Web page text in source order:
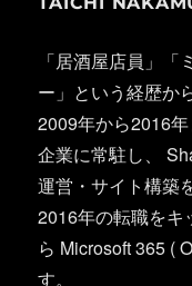
「居酒屋店員」
ー」という経歴か
2009年から2016
企業に常駐し、
運営・サイト構築
2016年の転職をキ
ら Microsoft 365 (
す。